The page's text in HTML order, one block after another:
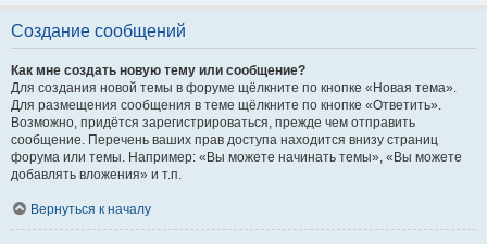
Создание сообщений
Как мне создать новую тему или сообщение?
Для создания новой темы в форуме щёлкните по кнопке «Новая тема».
Для размещения сообщения в теме щёлкните по кнопке «Ответить».
Возможно, придётся зарегистрироваться, прежде чем отправить
сообщение. Перечень ваших прав доступа находится внизу страниц
форума или темы. Например: «Вы можете начинать темы», «Вы можете
добавлять вложения» и т.п.
Вернуться к началу